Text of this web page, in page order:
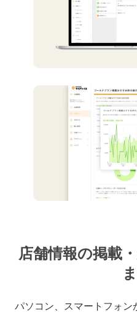
店舗情報の掲載
パソコン、スマートフォン